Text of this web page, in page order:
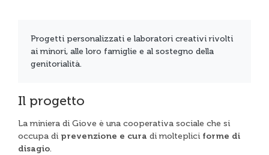
Progetti personalizzati e laboratori creativi rivolti
ai minori, alle loro famiglie e al sostegno della
genitorialità.
Il progetto
La miniera di Giove è una cooperativa sociale che si
occupa di prevenzione e cura di molteplici forme di
disagio.